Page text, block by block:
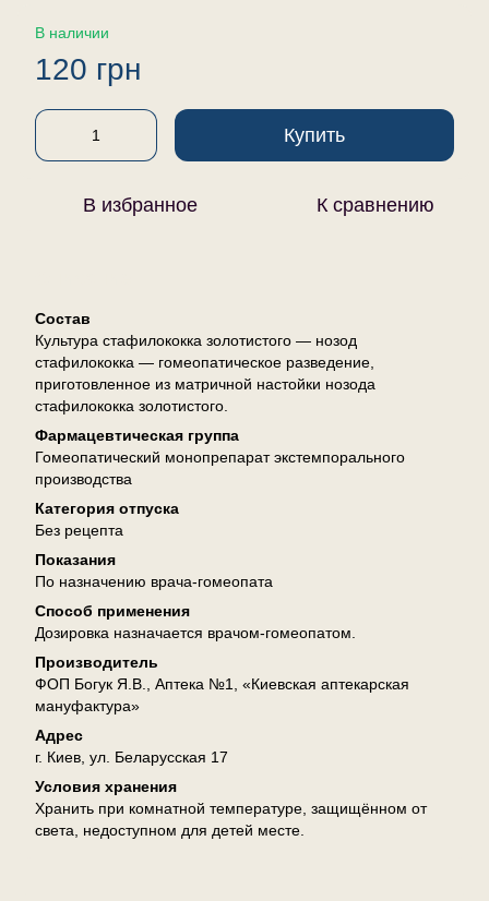
В наличии
120 грн
Купить
В избранное К сравнению
Состав
Культура стафилококка золотистого — нозод
стафилококка — гомеопатическое разведение,
приготовленное из матричной настойки нозода
стафилококка золотистого.
Фармацевтическая группа
Гомеопатический монопрепарат экстемпорального
производства
Категория отпуска
Без рецепта
Показания
По назначению врача-гомеопата
Способ применения
Дозировка назначается врачом-гомеопатом.
Производитель
ФОП Богук Я.В., Аптека №1, «Киевская аптекарская
мануфактура»
Адрес
г. Киев, ул. Беларусская 17
Условия хранения
Хранить при комнатной температуре, защищённом от
света, недоступном для детей месте.